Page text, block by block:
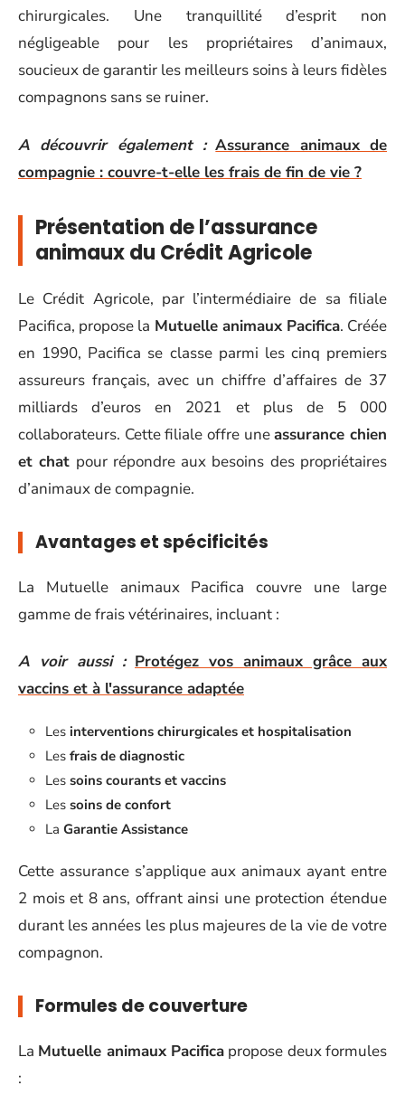
chirurgicales. Une tranquillité d’esprit non
négligeable pour les propriétaires d’animaux,
soucieux de garantir les meilleurs soins à leurs fidèles
compagnons sans se ruiner.
A découvrir également : Assurance animaux de
compagnie : couvre-t-elle les frais de fin de vie ?
Présentation de l’assurance
animaux du Crédit Agricole
Le Crédit Agricole, par l’intermédiaire de sa filiale
Pacifica, propose la Mutuelle animaux Pacifica. Créée
en 1990, Pacifica se classe parmi les cinq premiers
assureurs français, avec un chiffre d’affaires de 37
milliards d’euros en 2021 et plus de 5 000
collaborateurs. Cette filiale offre uneassurance chien
et chat pour répondre aux besoins des propriétaires
d’animaux de compagnie.
Avantages et spécificités
La Mutuelle animaux Pacifica couvre une large
gamme de frais vétérinaires, incluant :
A voir aussi : Protégez vos animaux grâce aux
vaccins et à l'assurance adaptée
Les interventions chirurgicales et hospitalisation
Les frais de diagnostic
Les soins courants et vaccins
Les soins de confort
La Garantie Assistance
Cette assurance s’applique aux animaux ayant entre
2 mois et 8 ans, offrant ainsi une protection étendue
durant les années les plus majeures de la vie de votre
compagnon.
Formules de couverture
La Mutuelle animaux Pacifica propose deux formules
: